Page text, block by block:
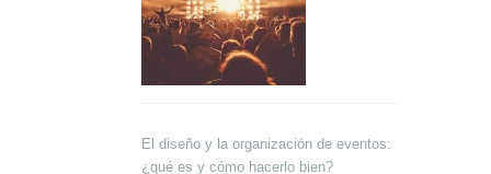
El diseño y la organización de eventos:
¿qué es y cómo hacerlo bien?